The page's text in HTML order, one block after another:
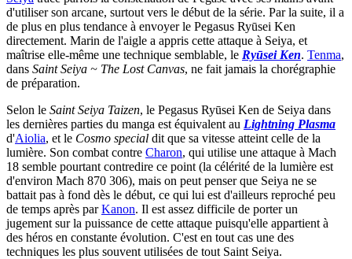
d'utiliser son arcane, surtout vers le début de la série. Par la suite, il a
de plus en plus tendance à envoyer le Pegasus Ryūsei Ken
directement. Marin de l'aigle a appris cette attaque à Seiya, et
maîtrise elle-même une technique semblable, le Ryūsei Ken. Tenma,
dans Saint Seiya ~ The Lost Canvas, ne fait jamais la chorégraphie
de préparation.
Selon le Saint Seiya Taizen, le Pegasus Ryūsei Ken de Seiya dans
les dernières parties du manga est équivalent au Lightning Plasma
d'Aiolia, et le Cosmo special dit que sa vitesse atteint celle de la
lumière. Son combat contre Charon, qui utilise une attaque à Mach
18 semble pourtant contredire ce point (la célérité de la lumière est
d'environ Mach 870 306), mais on peut penser que Seiya ne se
battait pas à fond dès le début, ce qui lui est d'ailleurs reproché peu
de temps après parKanon. Il est assez difficile de porter un
jugement sur la puissance de cette attaque puisqu'elle appartient à
des héros en constante évolution. C'est en tout cas une des
techniques les plus souvent utilisées de tout Saint Seiya.